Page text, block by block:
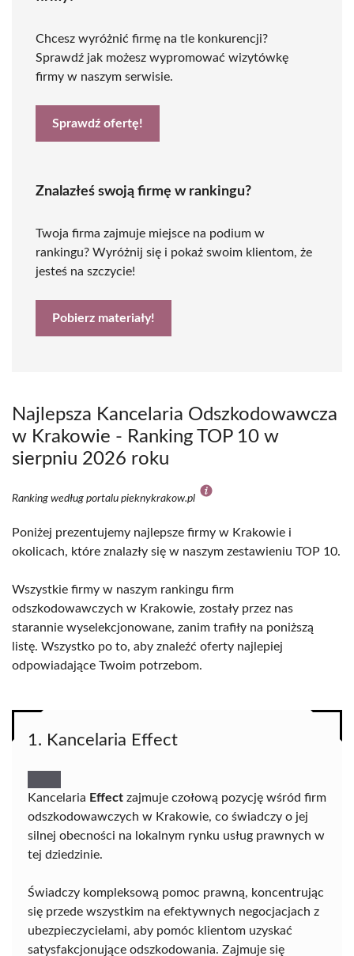
Chcesz wyróżnić firmę na tle konkurencji?
Sprawdź jak możesz wypromować wizytówkę
firmy w naszym serwisie.
Sprawdź ofertę!
Znalazłeś swoją firmę w rankingu?
Twoja firma zajmuje miejsce na podium w
rankingu? Wyróżnij się i pokaż swoim klientom, że
jesteś na szczycie!
Pobierz materiały!
Najlepsza Kancelaria Odszkodowawcza
w Krakowie - Ranking TOP 10 w
sierpniu 2026 roku
Ranking według portalu pieknykrakow.pl
Poniżej prezentujemy najlepsze firmy w Krakowie i
okolicach, które znalazły się w naszym zestawieniu TOP 10.
Wszystkie firmy w naszym rankingu firm
odszkodowawczych w Krakowie, zostały przez nas
starannie wyselekcjonowane, zanim trafiły na poniższą
listę. Wszystko po to, aby znaleźć oferty najlepiej
odpowiadające Twoim potrzebom.
1. Kancelaria Effect
Kancelaria Effect zajmuje czołową pozycję wśród firm
odszkodowawczych w Krakowie, co świadczy o jej
silnej obecności na lokalnym rynku usług prawnych w
tej dziedzinie.
Świadczy kompleksową pomoc prawną, koncentrując
się przede wszystkim na efektywnych negocjacjach z
ubezpieczycielami, aby pomóc klientom uzyskać
satysfakcjonujące odszkodowania. Zajmuje się